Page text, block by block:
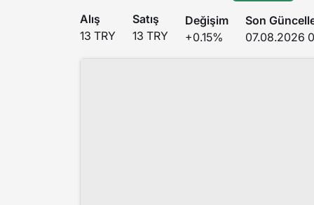
Alış
13 TRY
Satış
13 TRY
Değişim
+0.15%
Son
07.08.2026